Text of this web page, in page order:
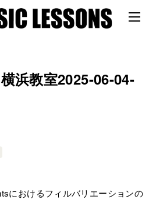
浜教室2025-06-04-
におけるフィルバリエーションの